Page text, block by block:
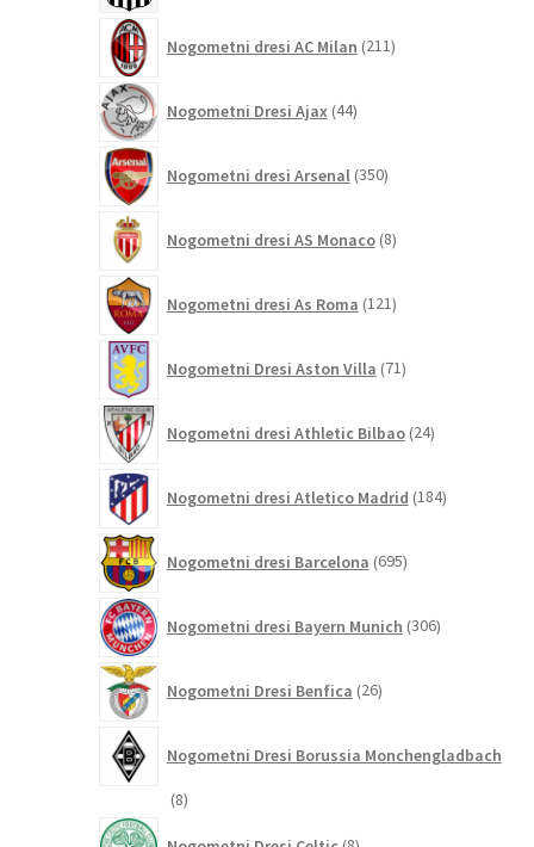
Nogometni dresi AC Milan 211izdelkov
Nogometni Dresi Ajax 44izdelkov
Nogometni dresi Arsenal 350izdelkov
Nogometni dresi AS Monaco 8izdelkov
Nogometni dresi As Roma 121izdelkov
Nogometni Dresi Aston Villa 71izdelkov
Nogometni dresi Athletic Bilbao 24izdelkov
Nogometni dresi Atletico Madrid 184izdelkov
Nogometni dresi Barcelona 695izdelkov
Nogometni dresi Bayern Munich 306izdelkov
Nogometni Dresi Benfica 26izdelkov
Nogometni Dresi Borussia Monchengladbach
88